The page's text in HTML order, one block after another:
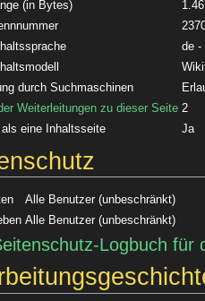
(in Bytes)
de -
durch Suchmaschinen
Weiterleitungen zu dieser Seite 2
eine Inhaltsseite
Ja
Alle Benutzer (unbeschränkt)
Alle Benutzer (unbeschränkt)
Logbuch für